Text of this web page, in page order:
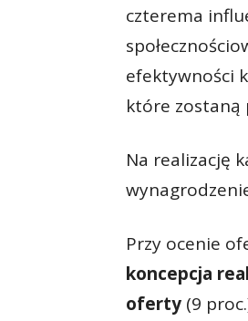
czterema
efektywności
które zostaną
Na realizację
Przy ocenie
koncepcja
oferty (9